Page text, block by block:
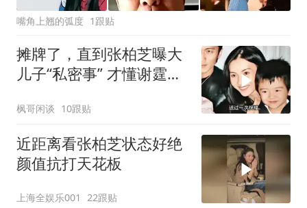
嘴角上翘的弧度 1跟贴
摊牌了，直到张柏芝曝大
儿子“私密事” 才懂谢霆锋
枫哥闲谈 10跟贴
近距离看张柏芝状态好绝
颜值抗打天花板
上海全娱乐001 22跟贴